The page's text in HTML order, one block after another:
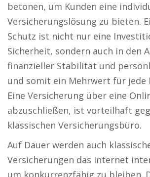
betonen, um Kunden eine
Versicherungslösung zu bieten.
Schutz ist nicht nur eine
Sicherheit, sondern auch in den
finanzieller Stabilität und
und somit ein Mehrwert für jede
Eine Versicherung über eine
abzuschließen, ist vorteilhaft
klassischen Versicherungsbüro.
Auf Dauer werden auch
Versicherungen das Internet
um konkurrenzfähig zu bleiben.